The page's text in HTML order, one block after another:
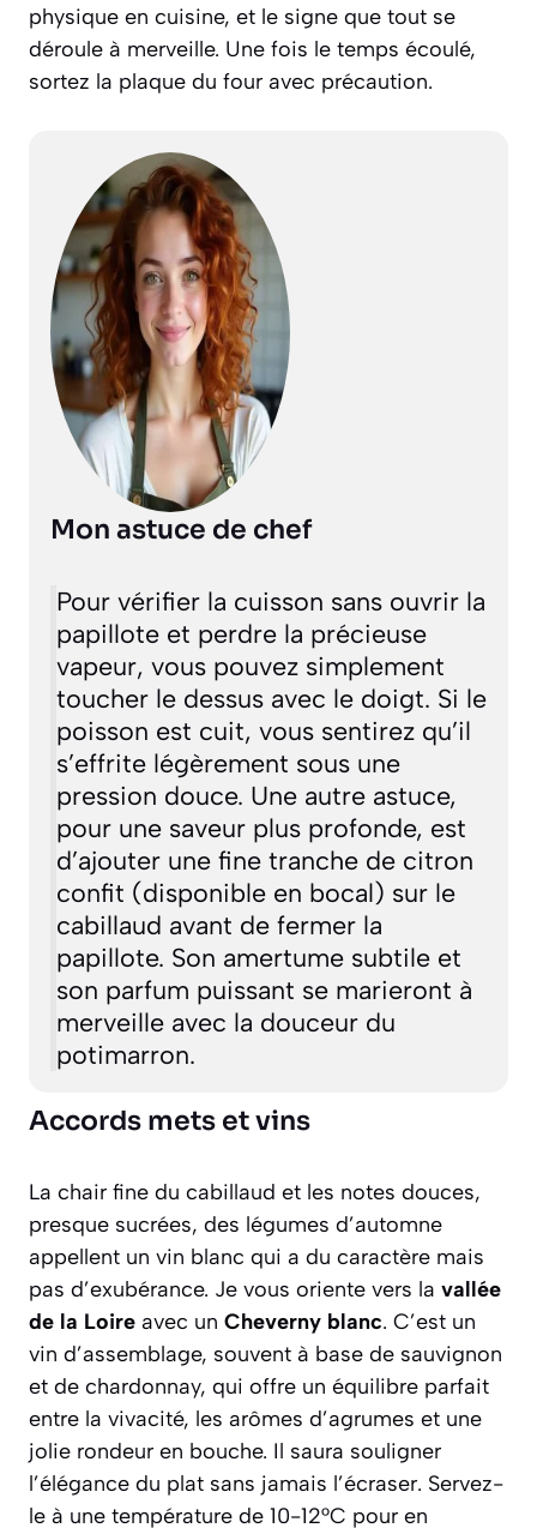
physique en cuisine, et le signe que tout se
déroule à merveille. Une fois le temps écoulé,
sortez la plaque du four avec précaution.
Mon astuce de chef
Pour vérifier la cuisson sans ouvrir la
papillote et perdre la précieuse
vapeur, vous pouvez simplement
toucher le dessus avec le doigt. Si le
poisson est cuit, vous sentirez qu’il
s’effrite légèrement sous une
pression douce. Une autre astuce,
pour une saveur plus profonde, est
d’ajouter une fine tranche de citron
confit (disponible en bocal) sur le
cabillaud avant de fermer la
papillote. Son amertume subtile et
son parfum puissant se marieront à
merveille avec la douceur du
potimarron.
Accords mets et vins
La chair fine du cabillaud et les notes douces,
presque sucrées, des légumes d’automne
appellent un vin blanc qui a du caractère mais
pas d’exubérance. Je vous oriente vers la vallée
de la Loire avec un Cheverny blanc. C’est un
vin d’assemblage, souvent à base de sauvignon
et de chardonnay, qui offre un équilibre parfait
entre la vivacité, les arômes d’agrumes et une
jolie rondeur en bouche. Il saura souligner
l’élégance du plat sans jamais l’écraser. Servez-
le à une température de 10-12°C pour en